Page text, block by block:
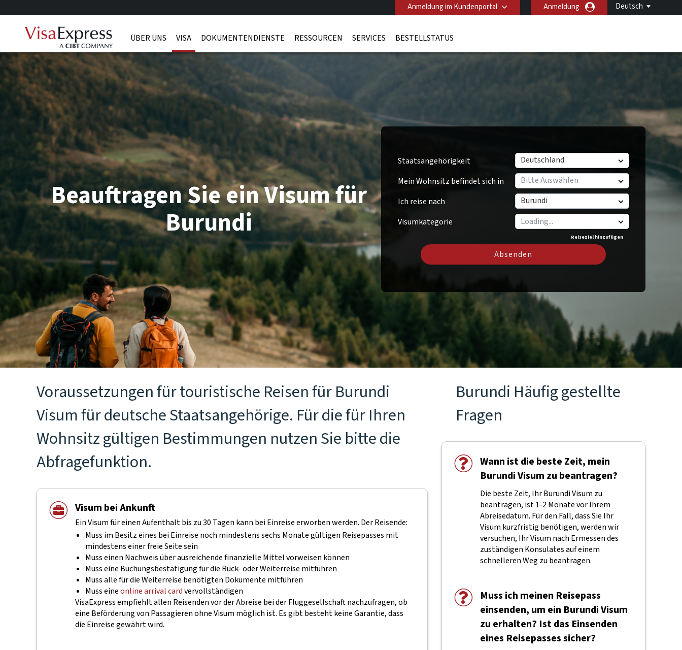
Deutsch
Anmeldung im Kundenportal Anmeldung
ÜBER UNS VISA DOKUMENTENDIENSTE RESSOURCEN SERVICES BESTELLSTATUS
Staatsangehörigkeit
Deutschland
Mein Wohnsitz befindet sich in
Bitte Auswählen
Ich reise nach
Burundi
Visumkategorie
Reiseziel hinzufügen
Absenden
Beauftragen Sie ein Visum für
Burundi
Voraussetzungen für touristische Reisen für Burundi
Visum für deutsche Staatsangehörige. Für die für Ihren
Wohnsitz gültigen Bestimmungen nutzen Sie bitte die
Abfragefunktion.
Visum bei Ankunft
Ein Visum für einen Aufenthalt bis zu 30 Tagen kann bei Einreise erworben werden. Der Reisende:
Muss im Besitz eines bei Einreise noch mindestens sechs Monate gültigen Reisepasses mit
mindestens einer freie Seite sein
Muss einen Nachweis über ausreichende finanzielle Mittel vorweisen können
Muss eine Buchungsbestätigung für die Rück- oder Weiterreise mitführen
Muss alle für die Weiterreise benötigten Dokumente mitführen
Muss eineonline arrival cardvervollständigen
VisaExpress empfiehlt allen Reisenden vor der Abreise bei der Fluggesellschaft nachzufragen, ob
eine Beförderung von Passagieren ohne Visum möglich ist. Es gibt besteht keine Garantie, dass
die Einreise gewährt wird.
Burundi Häufig gestellte
Fragen
Wann ist die beste Zeit, mein
Burundi Visum zu beantragen?
Die beste Zeit, Ihr Burundi Visum zu
beantragen, ist 1-2 Monate vor Ihrem
Abreisedatum. Für den Fall, dass Sie Ihr
Visum kurzfristig benötigen, werden wir
versuchen, Ihr Visum nach Ermessen des
zuständigen Konsulates auf einem
schnelleren Weg zu beantragen.
Muss ich meinen Reisepass
einsenden, um ein Burundi Visum
zu erhalten? Ist das Einsenden
eines Reisepasses sicher?